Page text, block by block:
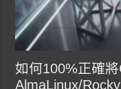
如何100%正確
AlmaLinux/